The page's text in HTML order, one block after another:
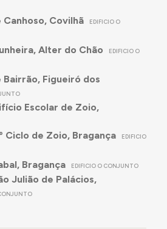
Canhoso, Covilhã EDIFICIO O
Alter do Chão EDIFICIO O
Bairrão, Figueiró dos
Escolar de Zoio,
Ciclo de Zoio, Bragança EDIFICIO
Bragança EDIFICIO O CONJUNTO
Julião de Palácios,